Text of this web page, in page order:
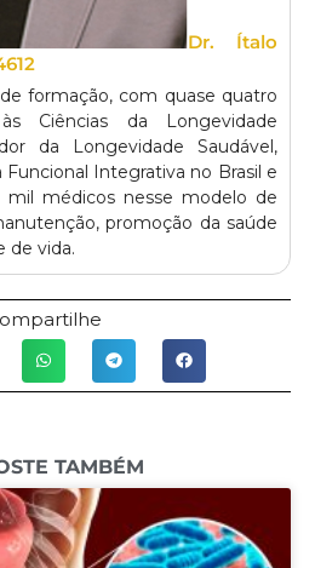
Dr. Ítalo
formação, com quase quatro
Ciências da Longevidade
da Longevidade Saudável,
Integrativa no Brasil e
médicos nesse modelo de
promoção da saúde
de vida.
TAMBÉM